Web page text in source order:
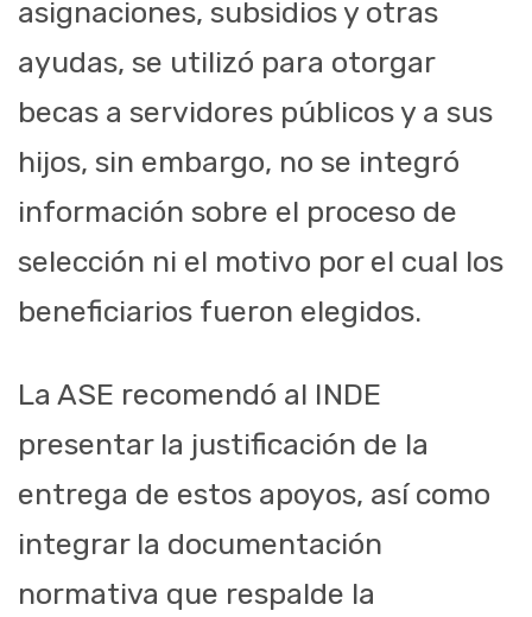
asignaciones, subsidios y otras
ayudas, se utilizó para otorgar
becas a servidores públicos y a sus
hijos, sin embargo, no se integró
información sobre el proceso de
selección ni el motivo por el cual los
beneficiarios fueron elegidos.
La ASE recomendó al INDE
presentar la justificación de la
entrega de estos apoyos, así como
integrar la documentación
normativa que respalde la